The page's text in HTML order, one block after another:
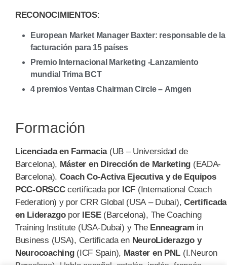
RECONOCIMIENTOS:
European Market Manager Baxter: responsable de la
facturación para 15 países
Premio Internacional Marketing -Lanzamiento
mundial Trima BCT
4 premios Ventas Chairman Circle – Amgen
Formación
Licenciada en Farmacia(UB – Universidad de
Barcelona), Máster en Dirección de Marketing (EADA-
Barcelona). Coach Co-Activa Ejecutiva y de Equipos
PCC-ORSCCcertificada por ICF (International Coach
Federation) y por CRR Global (USA – Dubai),Certificada
en Liderazgo porIESE(Barcelona), The Coaching
Training Institute (USA-Dubai) y The Enneagram in
Business (USA), Certificada en NeuroLiderazgo y
Neurocoaching(ICF Spain), Master en PNL (I.Neuron
Barcelona). Hablo español, catalán, inglés, francés.